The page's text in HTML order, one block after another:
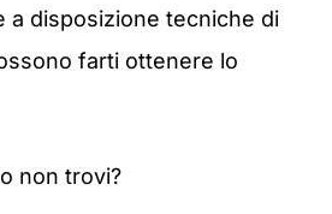
a disposizione tecniche di
farti ottenere lo
non trovi?